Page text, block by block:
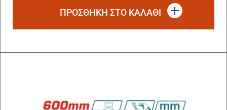
ΠΡΟΣΘΗΚΗ ΣΤΟ ΚΑΛΑΘΙ